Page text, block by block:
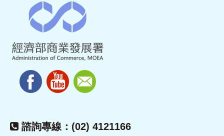
諮詢專線：(02) 4121166